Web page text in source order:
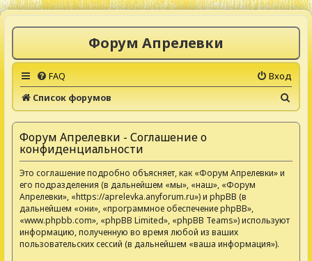
Форум Апрелевки
FAQ
Вход
Список форумов
о
Форум Апрелевки - Соглашение о
конфиденциальности
Это соглашение подробно объясняет, как «Форум Апрелевки» и
его подразделения (в дальнейшем «мы», «наш», «Форум
Апрелевки», «https://aprelevka.anyforum.ru») и phpBB (в
дальнейшем «они», «программное обеспечение phpBB»,
«www.phpbb.com», «phpBB Limited», «phpBB Teams») используют
информацию, полученную во время любой из ваших
пользовательских сессий (в дальнейшем «ваша информация»).